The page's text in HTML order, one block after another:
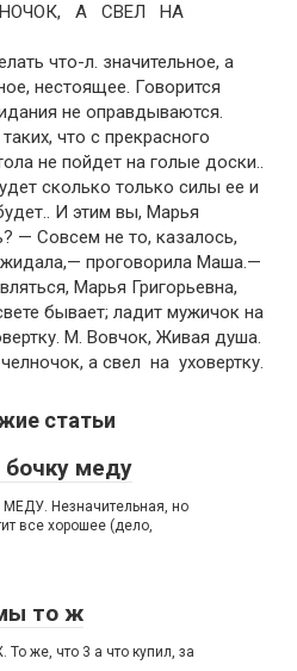
А СВЕЛ НА
что-л. значительное, а
нестоящее. Говорится
не оправдываются.
что с прекрасного
не пойдет на голые доски..
сколько только силы ее и
И этим вы, Марья
— Совсем не то, казалось,
проговорила Маша.—
Марья Григорьевна,
бывает; ладит мужичок на
М. Вовчок, Живая душа.
а свел на уховертку.
статьи
меду
Незначительная, но
все хорошее (дело,
то ж
же, что 3 а что купил, за